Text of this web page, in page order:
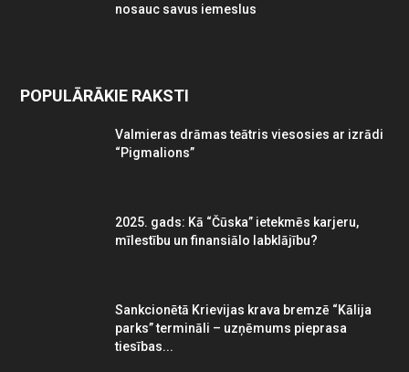
nosauc savus iemeslus
POPULĀRĀKIE RAKSTI
Valmieras drāmas teātris viesosies ar izrādi
“Pigmalions”
2025. gads: Kā “Čūska” ietekmēs karjeru,
mīlestību un finansiālo labklājību?
Sankcionētā Krievijas krava bremzē “Kālija
parks” termināli – uzņēmums pieprasa
tiesības...